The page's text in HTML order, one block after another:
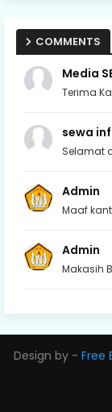
COMMENTS
Media
Terima
sewa
Selamat
Admin
Maaf
Admin
Makasih
Design by - Free